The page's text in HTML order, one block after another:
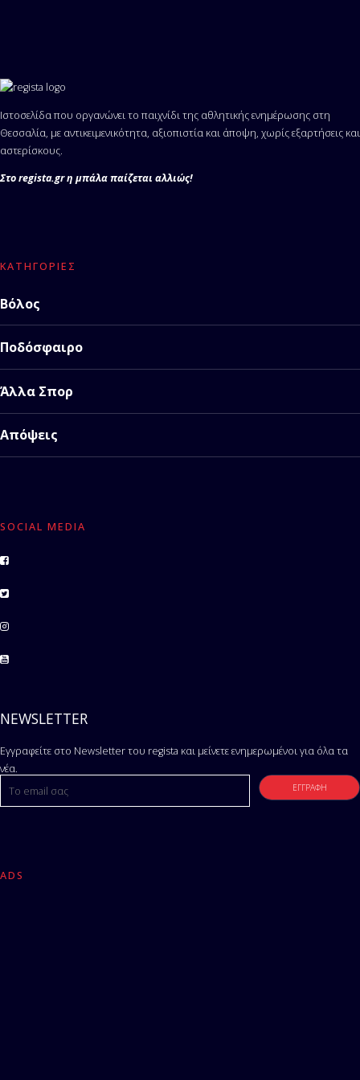
Ιστοσελίδα που οργανώνει το παιχνίδι της αθλητικής ενημέρωσης στη
Θεσσαλία, με αντικειμενικότητα, αξιοπιστία και άποψη, χωρίς εξαρτήσεις και
αστερίσκους.
Στο regista.gr η μπάλα παίζεται αλλιώς!
ΚΑΤΗΓΟΡΊΕΣ
Βόλος
Ποδόσφαιρο
Άλλα Σπορ
Απόψεις
SOCIAL MEDIA
NEWSLETTER
Εγγραφείτε στο Newsletter του regista και μείνετε ενημερωμένοι για όλα τα
νέα.
ADS